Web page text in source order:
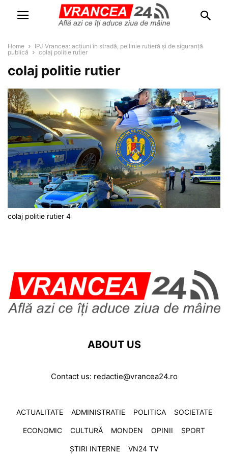
Home
IPJ Vrancea: acțiuni în stradă, pe linie rutieră și de siguranță
publică
colaj politie rutier
colaj politie rutier
colaj politie rutier 4
ABOUT US
Contact us: redactie@vrancea24.ro
ACTUALITATE ADMINISTRATIE POLITICA SOCIETATE
ECONOMIC CULTURĂ MONDEN OPINII SPORT
ȘTIRI INTERNE VN24 TV